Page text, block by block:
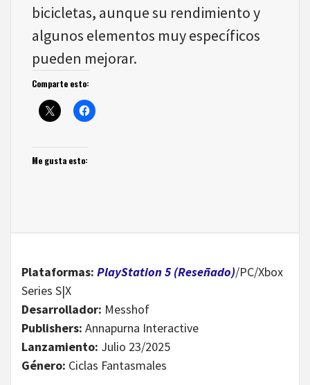
bicicletas, aunque su rendimiento y
algunos elementos muy específicos
pueden mejorar.
Comparte esto:
Me gusta esto:
Plataformas: PlayStation 5 (Reseñado)/PC/Xbox
Series S|X
Desarrollador: Messhof
Publishers: Annapurna Interactive
Lanzamiento: Julio 23/2025
Género: Ciclas Fantasmales